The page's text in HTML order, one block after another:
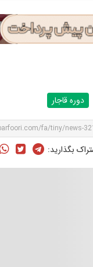
دوره قاجار
بگذارید: